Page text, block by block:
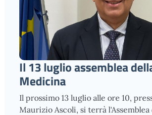
Il 13 luglio assemblea
Medicina
Il prossimo 13 luglio alle ore 10,
Maurizio Ascoli, si terrà l'Assemblea